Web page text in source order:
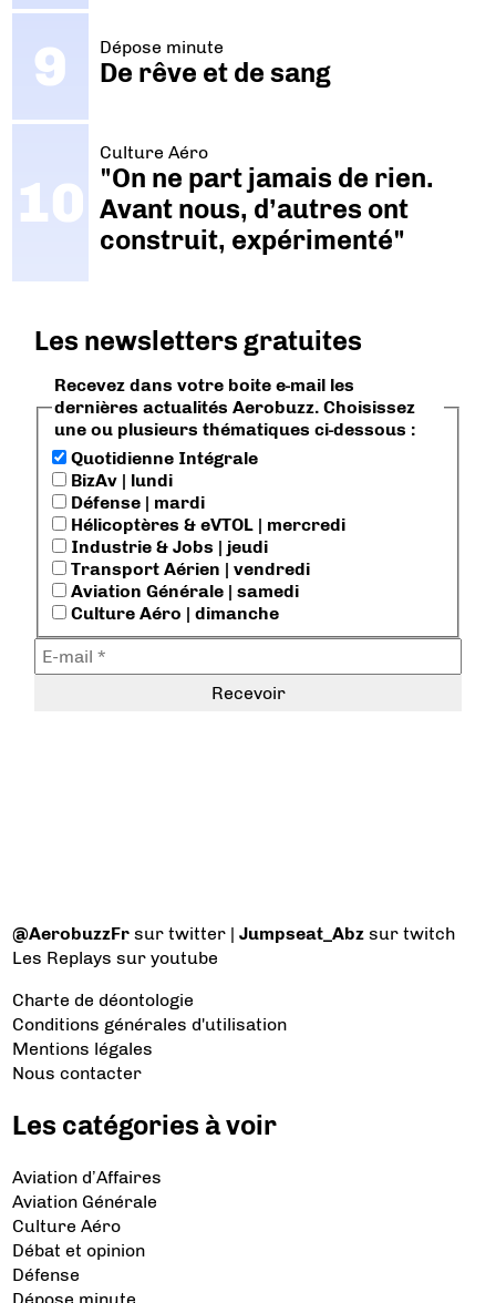
Dépose minute
De rêve et de sang
Culture Aéro
"On ne part jamais de rien.
Avant nous, d’autres ont
construit, expérimenté"
Les newsletters gratuites
Recevez dans votre boite e-mail les
dernières actualités Aerobuzz. Choisissez
une ou plusieurs thématiques ci-dessous :
Quotidienne Intégrale
BizAv | lundi
Défense | mardi
Hélicoptères & eVTOL | mercredi
Industrie & Jobs | jeudi
Transport Aérien | vendredi
Aviation Générale | samedi
Culture Aéro | dimanche
@AerobuzzFr sur twitter |Jumpseat_Abz sur twitch
Les Replays sur youtube
Charte de déontologie
Conditions générales d'utilisation
Mentions légales
Nous contacter
Les catégories à voir
Aviation d’Affaires
Aviation Générale
Culture Aéro
Débat et opinion
Défense